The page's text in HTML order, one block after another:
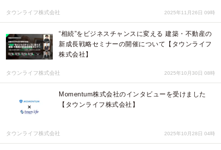
タウンライフ株式会社 2025年11月26日 09時
“相続”をビジネスチャンスに変える 建築・不動産の
新成長戦略セミナーの開催について【タウンライフ
株式会社】
タウンライフ株式会社 2025年10月30日 08時
Momentum株式会社のインタビューを受けました
【タウンライフ株式会社】
タウンライフ株式会社 2025年10月28日 04時